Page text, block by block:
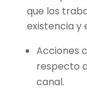
que los
existencia y
Acciones
respecto
canal.